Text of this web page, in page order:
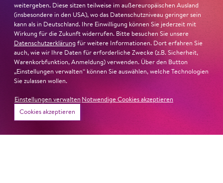
22. Juni 2026
Paradies und Abgrund
Von lautem Flehen, sanfter Trauer und dem viel zu
frühen Abschied im französischem ChorkonzertSacre
Chor
#KOBSiKo
weitergeben. Diese sitzen teilweise im außereuropäischen Ausland
(insbesondere in den USA), wo das Datenschutzniveau geringer sein
kann als in Deutschland. Ihre Einwilligung können Sie jederzeit mit
Wirkung für die Zukunft widerrufen. Bitte besuchen Sie unsere
Datenschutzerklärung für weitere Informationen. Dort erfahren Sie
auch, wie wir Ihre Daten für erforderliche Zwecke (z.B. Sicherheit,
Warenkorbfunktion, Anmeldung) verwenden. Über den Button
„Einstellungen verwalten“ können Sie auswählen, welche Technologien
Sie zulassen wollen.
Einstellungen verwalten Notwendige Cookies akzeptieren
Cookies akzeptieren